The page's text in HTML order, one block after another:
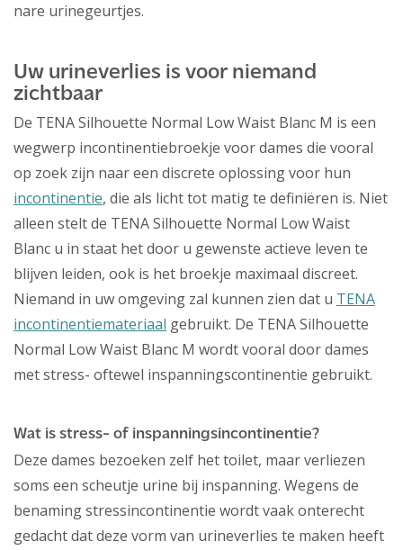
nare urinegeurtjes.
Uw urineverlies is voor niemand
zichtbaar
De TENA Silhouette Normal Low Waist Blanc M is een
wegwerp incontinentiebroekje voor dames die vooral
op zoek zijn naar een discrete oplossing voor hun
incontinentie, die als licht tot matig te definiëren is. Niet
alleen stelt de TENA Silhouette Normal Low Waist
Blanc u in staat het door u gewenste actieve leven te
blijven leiden, ook is het broekje maximaal discreet.
Niemand in uw omgeving zal kunnen zien dat u TENA
incontinentiemateriaal gebruikt. De TENA Silhouette
Normal Low Waist Blanc M wordt vooral door dames
met stress- oftewel inspanningscontinentie gebruikt.
Wat is stress- of inspanningsincontinentie?
Deze dames bezoeken zelf het toilet, maar verliezen
soms een scheutje urine bij inspanning. Wegens de
benaming stressincontinentie wordt vaak onterecht
gedacht dat deze vorm van urineverlies te maken heeft